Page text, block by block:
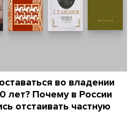
во владении
лет? Почему в России
отстаивать частную